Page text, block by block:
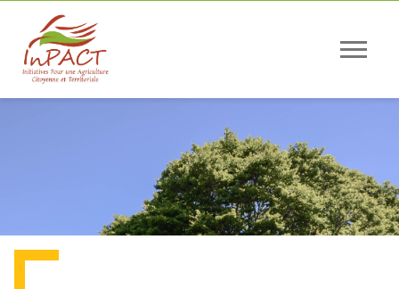
Panneau de gestion des cookies